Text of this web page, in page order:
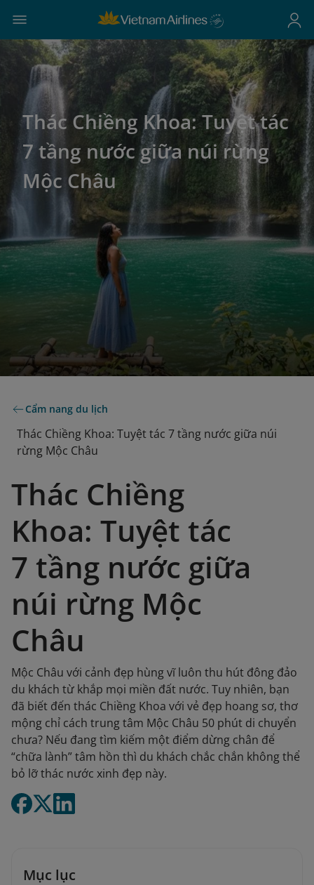
Thác Chiềng Khoa: Tuyệt tác
7 tầng nước giữa núi rừng
Mộc Châu
Cẩm nang du lịch
Thác Chiềng Khoa: Tuyệt tác 7 tầng nước giữa núi
rừng Mộc Châu
Thác Chiềng
Khoa: Tuyệt tác
7 tầng nước giữa
núi rừng Mộc
Châu
Mộc Châu với cảnh đẹp hùng vĩ luôn thu hút đông đảo
du khách từ khắp mọi miền đất nước. Tuy nhiên, bạn
đã biết đến thác Chiềng Khoa với vẻ đẹp hoang sơ, thơ
mộng chỉ cách trung tâm Mộc Châu 50 phút di chuyển
chưa? Nếu đang tìm kiếm một điểm dừng chân để
“chữa lành” tâm hồn thì du khách chắc chắn không thể
bỏ lỡ thác nước xinh đẹp này.
Mục lục